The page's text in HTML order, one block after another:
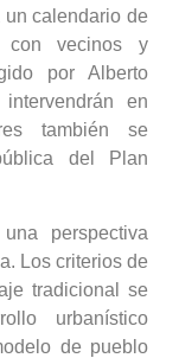
calendario de
con vecinos y
por Alberto
en
también se
del Plan
perspectiva
Los criterios de
tradicional se
urbanístico
de pueblo